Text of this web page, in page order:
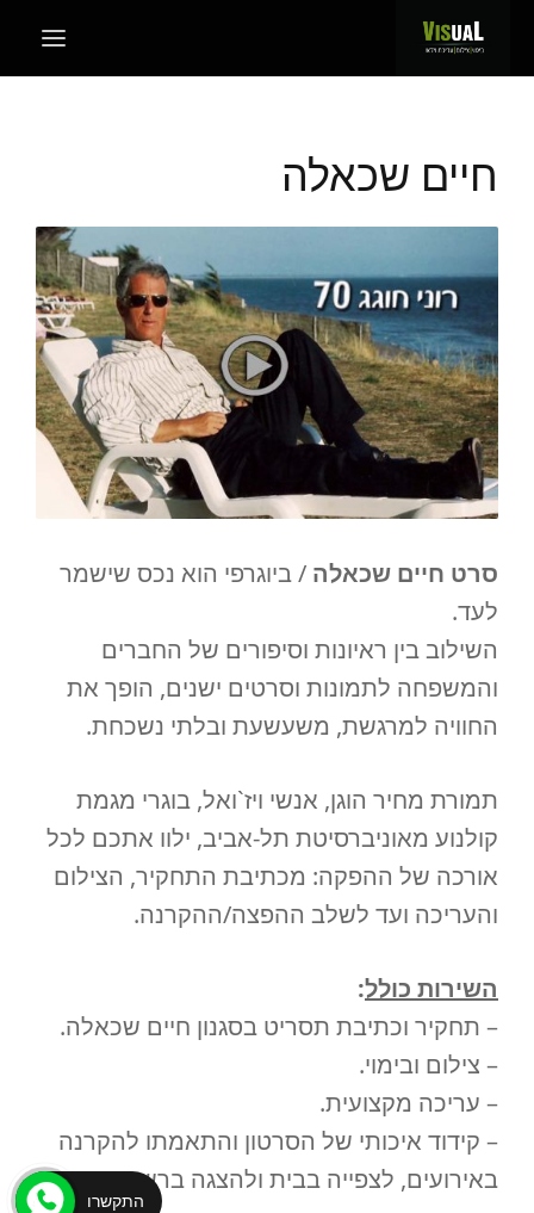
חיים שכאלה
סרט חיים שכאלה / ביוגרפי הוא נכס שישמר
לעד.
השילוב בין ראיונות וסיפורים של החברים
והמשפחה לתמונות וסרטים ישנים, הופך את
החוויה למרגשת, משעשעת ובלתי נשכחת.
תמורת מחיר הוגן, אנשי ויז`ואל, בוגרי מגמת
קולנוע מאוניברסיטת תל-אביב, ילוו אתכם לכל
אורכה של ההפקה: מכתיבת התחקיר, הצילום
והעריכה ועד לשלב ההפצה/ההקרנה.
השירות כולל:
– תחקיר וכתיבת תסריט בסגנון חיים שכאלה.
– צילום ובימוי.
– עריכה מקצועית.
– קידוד איכותי של הסרטון והתאמתו להקרנה
באירועים, לצפייה בבית ולהצגה ברשת.
התקשרו